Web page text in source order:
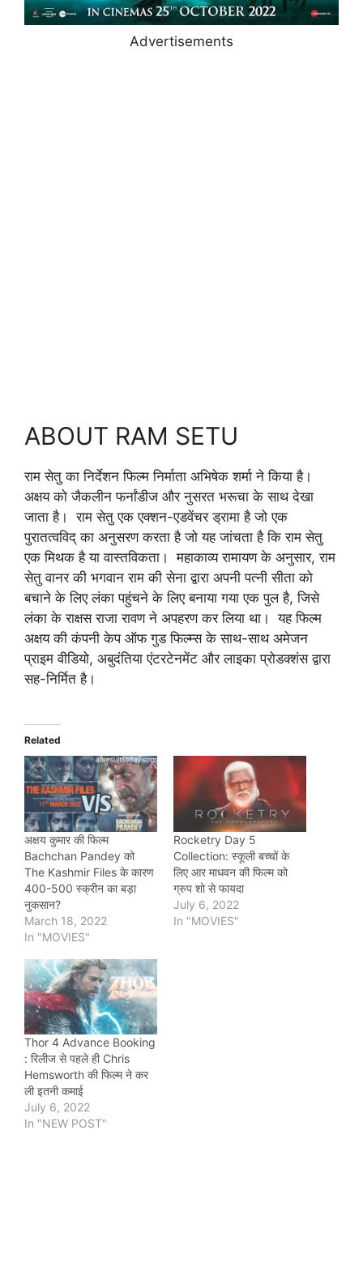
Advertisements
ABOUT RAM SETU
राम सेतु का निर्देशन फिल्म निर्माता अभिषेक शर्मा ने किया है।
अक्षय को जैकलीन फर्नांडीज और नुसरत भरूचा के साथ देखा
जाता है। राम सेतु एक एक्शन-एडवेंचर ड्रामा है जो एक
पुरातत्वविद् का अनुसरण करता है जो यह जांचता है कि राम सेतु
एक मिथक है या वास्तविकता। महाकाव्य रामायण के अनुसार, राम
सेतु वानर की भगवान राम की सेना द्वारा अपनी पत्नी सीता को
बचाने के लिए लंका पहुंचने के लिए बनाया गया एक पुल है, जिसे
लंका के राक्षस राजा रावण ने अपहरण कर लिया था। यह फिल्म
अक्षय की कंपनी केप ऑफ गुड फिल्म्स के साथ-साथ अमेजन
प्राइम वीडियो, अबुदंतिया एंटरटेनमेंट और लाइका प्रोडक्शंस द्वारा
सह-निर्मित है।
Related
अक्षय कुमार की फिल्म
Bachchan Pandey को
The Kashmir Files के कारण
400-500 स्क्रीन का बड़ा
नुकसान?
March 18, 2022
In "MOVIES"
Rocketry Day 5
Collection: स्कूली बच्चों के
लिए आर माधवन की फिल्म को
ग्रुप शो से फायदा
July 6, 2022
In "MOVIES"
Thor 4 Advance Booking
: रिलीज से पहले ही Chris
Hemsworth की फिल्म ने कर
ली इतनी कमाई
July 6, 2022
In "NEW POST"